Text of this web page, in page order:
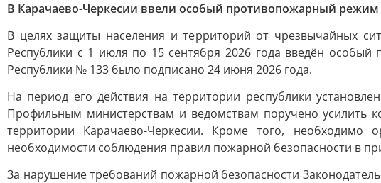
В Карачаево-Черкесии ввели особый противопожарный режим
В целях защиты населения и территорий от чрезвычайных
Республики с 1 июля по 15 сентября 2026 года введён
Республики № 133 было подписано 24 июня 2026 года.
На период его действия на территории республики
Профильным министерствам и ведомствам поручено усилить
территории Карачаево-Черкесии. Кроме того,
необходимости соблюдения правил пожарной безопасности в
За нарушение требований пожарной безопасности